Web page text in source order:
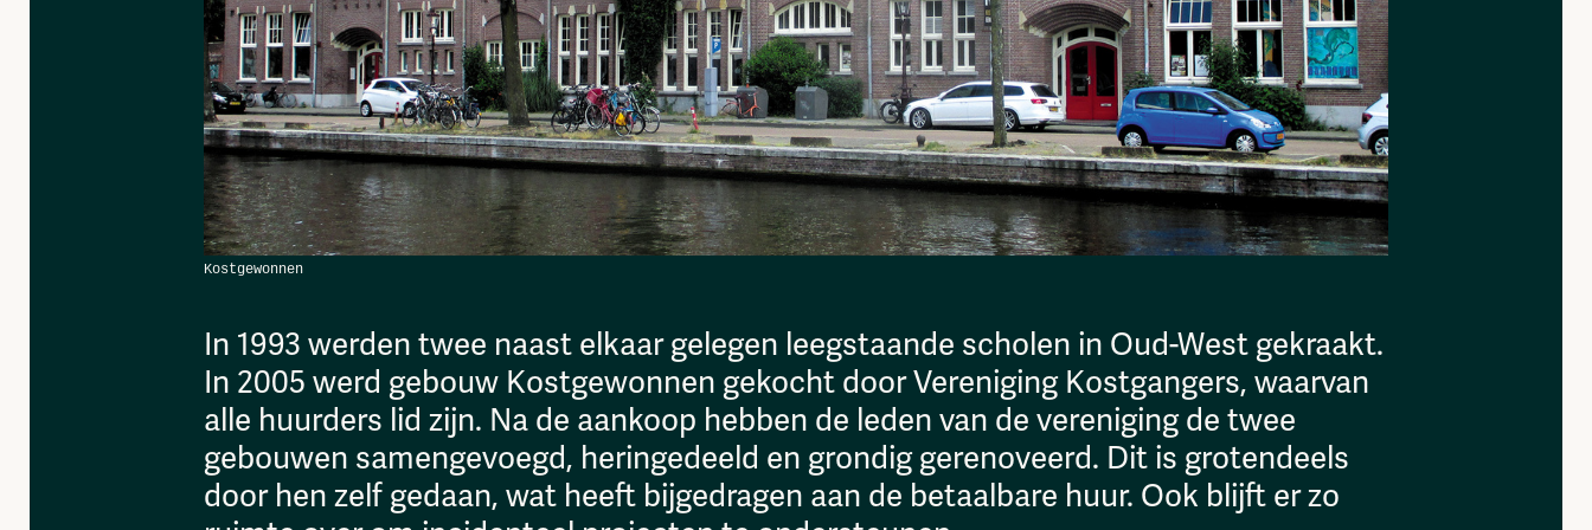
In 1993 werden twee naast elkaar gelegen leegstaande scholen in Oud-West gekraakt.
In 2005 werd gebouw Kostgewonnen gekocht door Vereniging Kostgangers, waarvan
alle huurders lid zijn. Na de aankoop hebben de leden van de vereniging de twee
gebouwen samengevoegd, heringedeeld en grondig gerenoveerd. Dit is grotendeels
door hen zelf gedaan, wat heeft bijgedragen aan de betaalbare huur. Ook blijft er zo